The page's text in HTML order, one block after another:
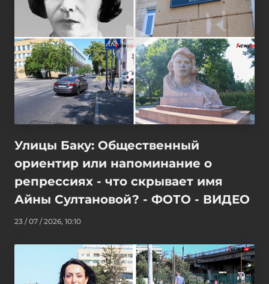
Улицы Баку: Общественный
ориентир или напоминание о
репрессиях - что скрывает имя
Айны Султановой? - ФОТО - ВИДЕО
23 / 07 / 2026, 10:10